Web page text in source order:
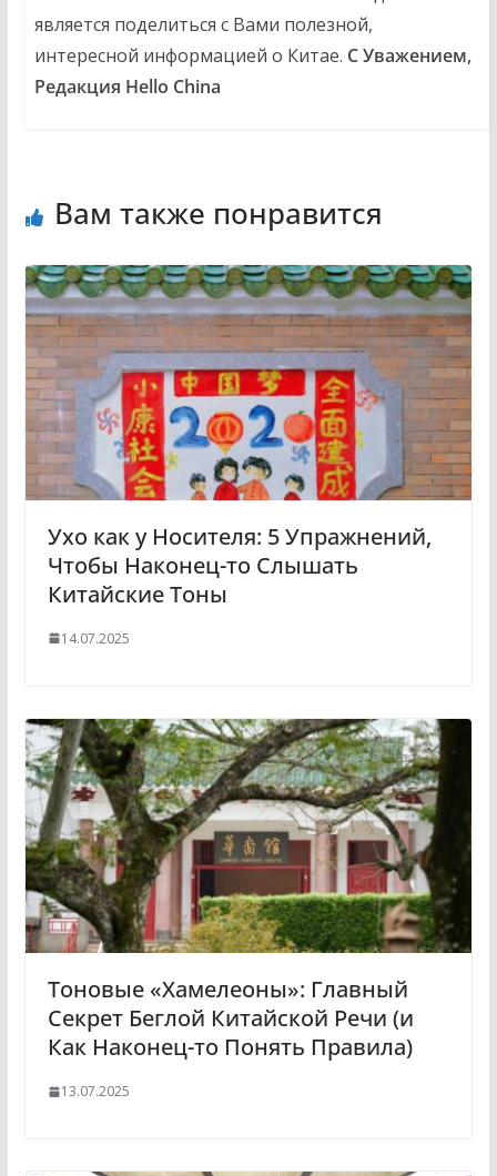
является поделиться с Вами полезной,
интересной информацией о Китае. С Уважением,
Редакция Hello China
Вам также понравится
Ухо как у Носителя: 5 Упражнений,
Чтобы Наконец-то Слышать
Китайские Тоны
14.07.2025
Тоновые «Хамелеоны»: Главный
Секрет Беглой Китайской Речи (и
Как Наконец-то Понять Правила)
13.07.2025